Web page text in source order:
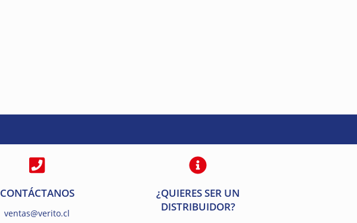
CONTÁCTANOS
ventas@verito.cl
¿QUIERES SER UN
DISTRIBUIDOR?